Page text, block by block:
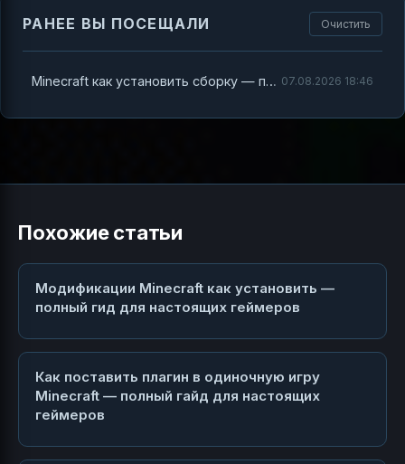
РАНЕЕ ВЫ ПОСЕЩАЛИ Очистить
Minecraft как установить сборку — полный гайд для настоящих геймеров 07.08.2026 18:46
Похожие статьи
Модификации Minecraft как установить —
полный гид для настоящих геймеров
Как поставить плагин в одиночную игру
Minecraft — полный гайд для настоящих
геймеров